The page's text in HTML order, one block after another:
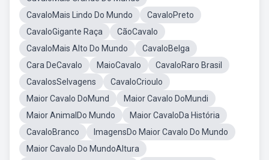
CavaloMais Lindo Do Mundo
CavaloPreto
CavaloGigante Raça
CãoCavalo
CavaloMais Alto Do Mundo
CavaloBelga
Cara DeCavalo
MaioCavalo
CavaloRaro Brasil
CavalosSelvagens
CavaloCrioulo
Maior Cavalo DoMund
Maior Cavalo DoMundi
Maior AnimalDo Mundo
Maior CavaloDa História
CavaloBranco
ImagensDo Maior Cavalo Do Mundo
Maior Cavalo Do MundoAltura